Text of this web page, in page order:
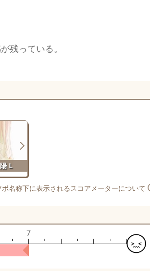
残っている。
L
ボ名称下に表示されるスコアメーターについて
7